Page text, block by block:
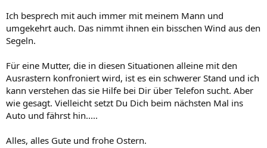
Ich besprech mit auch immer mit meinem Mann und
umgekehrt auch. Das nimmt ihnen ein bisschen Wind aus den
Segeln.
Für eine Mutter, die in diesen Situationen alleine mit den
Ausrastern konfroniert wird, ist es ein schwerer Stand und ich
kann verstehen das sie Hilfe bei Dir über Telefon sucht. Aber
wie gesagt. Vielleicht setzt Du Dich beim nächsten Mal ins
Auto und fährst hin.....
Alles, alles Gute und frohe Ostern.